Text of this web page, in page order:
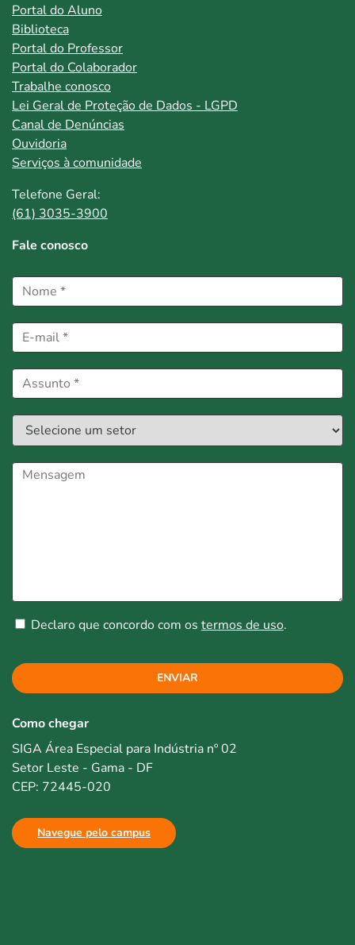
Portal do Aluno
Biblioteca
Portal do Professor
Portal do Colaborador
Trabalhe conosco
Lei Geral de Proteção de Dados - LGPD
Canal de Denúncias
Ouvidoria
Serviços à comunidade
Telefone Geral:
(61) 3035-3900
Fale conosco
Declaro que concordo com os termos de uso.
ENVIAR
Como chegar
SIGA Área Especial para Indústria nº 02
Setor Leste - Gama - DF
CEP: 72445-020
Navegue pelo campus